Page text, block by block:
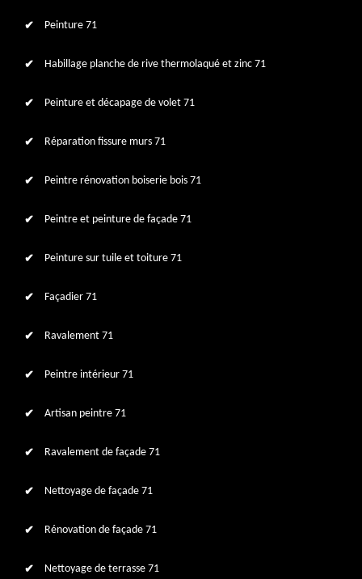
Peinture 71
Habillage planche de rive thermolaqué et zinc 71
Peinture et décapage de volet 71
Réparation fissure murs 71
Peintre rénovation boiserie bois 71
Peintre et peinture de façade 71
Peinture sur tuile et toiture 71
Façadier 71
Ravalement 71
Peintre intérieur 71
Artisan peintre 71
Ravalement de façade 71
Nettoyage de façade 71
Rénovation de façade 71
Nettoyage de terrasse 71